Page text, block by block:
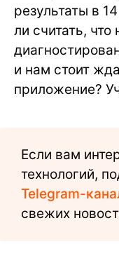
результаты в
ли считать,
и нам стоит
приложение?
Если вам
технологий,
Telegram-
свежих